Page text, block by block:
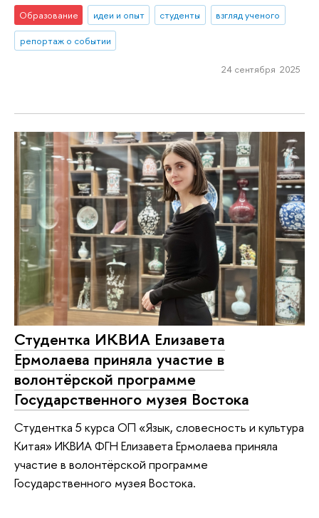
Образование идеи и опыт студенты
взгляд ученого
репортаж о событии
24 сентября 2025
Студентка ИКВИА Елизавета
Ермолаева приняла участие в
волонтёрской программе
Государственного музея Востока
Студентка 5 курса ОП «Язык, словесность и культура
Китая» ИКВИА ФГН Елизавета Ермолаева приняла
участие в волонтёрской программе
Государственного музея Востока.